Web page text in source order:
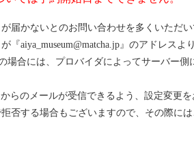
届かないとのお問い合わせを多くいただい
aiya_museum@matcha.jp』のアドレスよ
場合には、プロバイダによってサーバー
らのメールが受信できるよう、設定変更を
否する場合もございますので、その際に